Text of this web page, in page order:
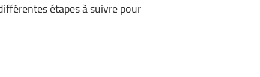
étapes à suivre pour